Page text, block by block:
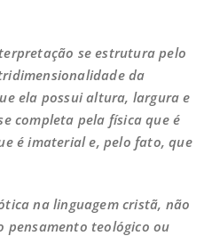
se estrutura pelo
da
ela possui altura, largura e
completa pela física que é
é imaterial e, pelo fato, que
na linguagem cristã, não
pensamento teológico ou